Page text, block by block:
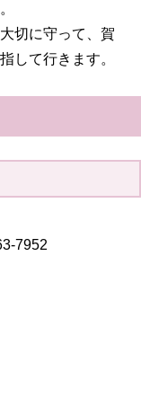
。
切に守って、賀
して行きます。
7952